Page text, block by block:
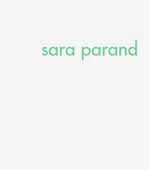
sara parand